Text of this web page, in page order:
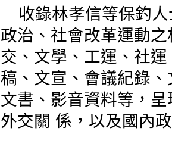
收錄林孝信等保釣
政治、社會改革運動
交、文學、工運、社
稿、文宣、會議紀錄
文書、影音資料等，
外交關 係，以及國內